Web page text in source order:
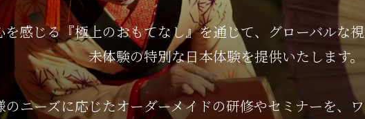
を感じる『極上のおもてなし』を通じて、グローバルな
未体験の特別な日本体験を提供いたします。
のニーズに応じたオーダーメイドの研修やセミナーを、